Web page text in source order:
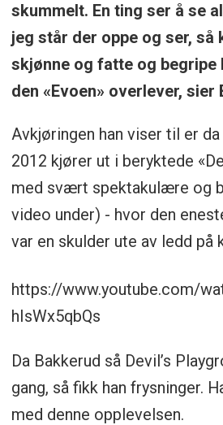
skummelt. En ting ser å se
jeg står der oppe og ser, så
skjønne og fatte og begripe
den «Evoen» overlever, sier
Avkjøringen han viser til er
2012 kjører ut i beryktede
med svært spektakulære og
video under) - hvor den
var en skulder ute av ledd på
https://www.youtube.com/
hIsWx5qbQs
Da Bakkerud så Devil’s
gang, så fikk han frysninger.
med denne opplevelsen.